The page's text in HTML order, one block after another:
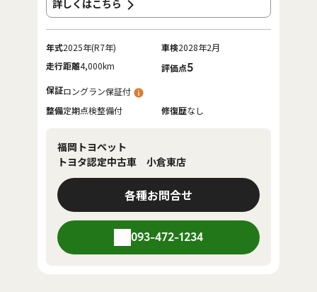
詳しくはこちら
年式2025年(R7年) 車検2028年2月
走行距離4,000km 評価点5
保証ロングラン保証付
整備定期点検整備付 修復歴なし
福岡トヨペット
トヨタ認定中古車 小倉東店
各種お問合せ
093-472-1234